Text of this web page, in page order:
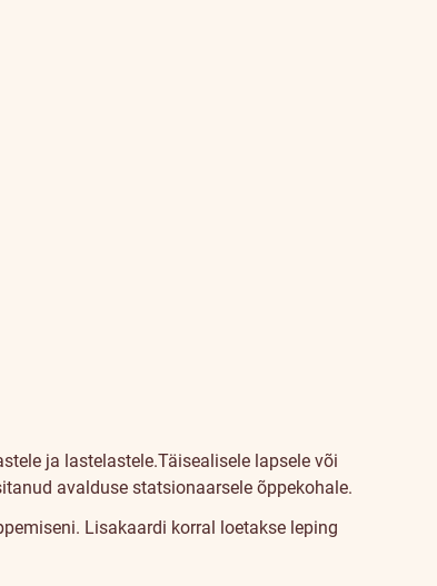
ja lastelastele.Täisealisele lapsele või
avalduse statsionaarsele õppekohale.
Lisakaardi korral loetakse leping